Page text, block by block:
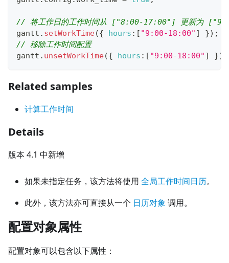
// 将工作日的工作时间从 ["8:00-17:00"] 更新为
gantt . setWorkTime({ hours : [ "9:00-18:00" ] }) ;
// 移除工作时间配置
gantt . unsetWorkTime({ hours : [ "9:00-18:00" ] })
Related samples
计算工作时间
Details
版本 4.1 中新增
如果未指定任务，该方法将使用 全局工作时间日历。
此外，该方法亦可直接从一个 日历对象 调用。
配置对象属性
配置对象可以包含以下属性：